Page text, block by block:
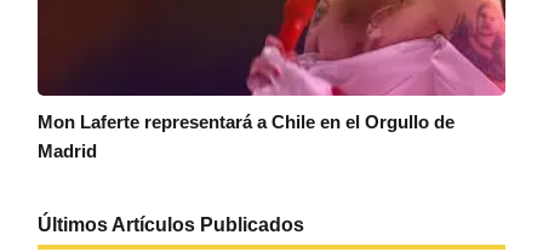
Mon Laferte representará a Chile en el Orgullo de
Madrid
Últimos Artículos Publicados